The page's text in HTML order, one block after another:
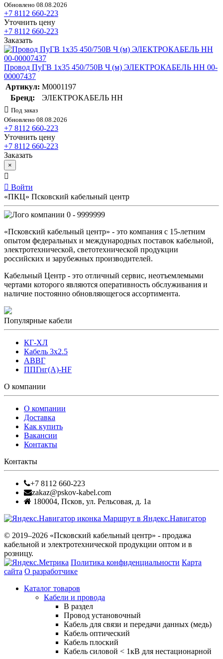
Обновлено 08.08.2026
+7 8112 660-223
Уточнить цену
+7 8112 660-223
Заказать
Провод ПуГВ 1х35 450/750В Ч (м) ЭЛЕКТРОКАБЕЛЬ НН 00-
00007437
Артикул: M0001197
Бренд:
ЭЛЕКТРОКАБЕЛЬ НН
Под заказ
Обновлено 08.08.2026
+7 8112 660-223
Уточнить цену
+7 8112 660-223
Заказать
×
Войти
«ПКЦ» Псковский кабельный центр
0 - 9999999
«Псковский кабельный центр» - это компания с 15-летним
опытом федеральных и международных поставок кабельной,
электротехнической, светотехнической продукции
российских и зарубежных производителей.
Кабельный Центр - это отличный сервис, неотъемлемыми
чертами которого являются оперативность обслуживания и
наличие постоянно обновляющегося ассортимента.
Популярные кабели
КГ-ХЛ
Кабель 3x2.5
АВВГ
ППГнг(А)-HF
О компании
О компании
Доставка
Как купить
Вакансии
Контакты
Контакты
+7 8112 660-223
zakaz@pskov-kabel.com
180004, Псков, ул. Рельсовая, д. 1а
Маршрут в Яндекс.Навигатор
© 2019–2026 «Псковский кабельный центр» - продажа
кабельной и электротехнической продукции оптом и в
розницу.
Политика конфиденциальности Карта
сайта О разработчике
Каталог товаров
Кабели и провода
В раздел
Провод установочный
Кабель для связи и передачи данных (медь)
Кабель оптический
Кабель плоский
Кабель силовой < 1кВ для нестационарной